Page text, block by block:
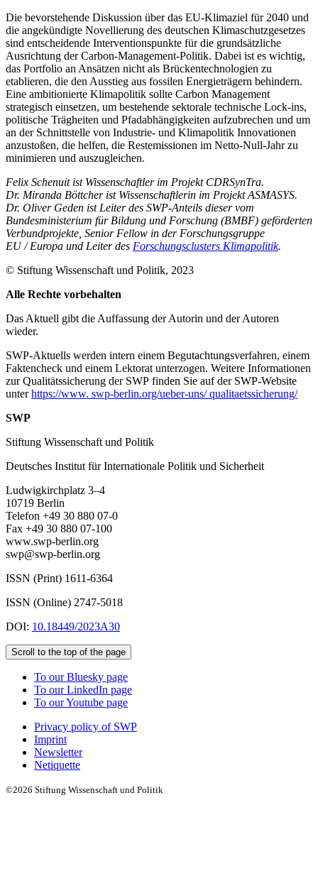
Die bevorstehende Diskussion über das EU-Klimaziel für 2040 und
die angekündigte Novellierung des deutschen Klimaschutz­gesetzes
sind entscheidende Interventionspunkte für die grundsätzliche
Ausrichtung der Carbon-Management-Politik. Dabei ist es wichtig,
das Portfolio an Ansätzen nicht als Brückentechnologien zu
etablieren, die den Ausstieg aus fossilen Energieträgern behindern.
Eine ambitionierte Klimapolitik sollte Carbon Management
strategisch ein­setzen, um bestehende sektorale technische Lock-ins,
politische Trägheiten und Pfad­abhängigkeiten aufzubrechen und um
an der Schnittstelle von Industrie- und Klima­politik Innovationen
anzustoßen, die hel­fen, die Restemissionen im Netto-Null-Jahr zu
minimieren und auszugleichen.
Felix Schenuit ist Wissenschaftler im Projekt CDRSynTra.
Dr. Miranda Böttcher ist Wissenschaftlerin im Projekt ASMASYS.
Dr. Oliver Geden ist Leiter des SWP-Anteils dieser vom
Bundesministerium für Bildung und Forschung (BMBF) geförderten
Verbundprojekte, Senior Fellow in der Forschungsgruppe
EU / Europa und Leiter des Forschungsclusters Klimapolitik.
© Stiftung Wissenschaft und Politik, 2023
Alle Rechte vorbehalten
Das Aktuell gibt die Auf­fassung der Autorin und der Autoren
wieder.
SWP-Aktuells werden intern einem Begutachtungsverfah­ren, einem
Faktencheck und einem Lektorat unterzogen. Weitere Informationen
zur Qualitätssicherung der SWP finden Sie auf der SWP-Website
unterhttps://www. swp-berlin.org/ueber-uns/ qualitaetssicherung/
SWP
Stiftung Wissenschaft und Politik
Deutsches Institut für Internationale Politik und Sicherheit
Ludwigkirchplatz 3–4
10719 Berlin
Telefon +49 30 880 07-0
Fax +49 30 880 07-100
www.swp-berlin.org
swp@swp-berlin.org
ISSN (Print) 1611-6364
ISSN (Online) 2747-5018
DOI: 10.18449/2023A30
Scroll to the top of the page
To our Bluesky page
To our LinkedIn page
To our Youtube page
Privacy policy of SWP
Imprint
Newsletter
Netiquette
©2026 Stiftung Wissenschaft und Politik